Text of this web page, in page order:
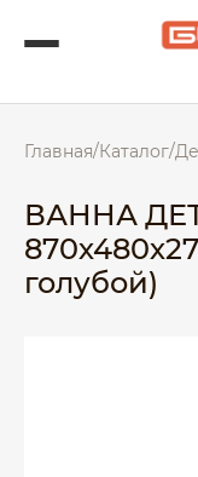
Главная/Каталог/
ВАННА
голубой)